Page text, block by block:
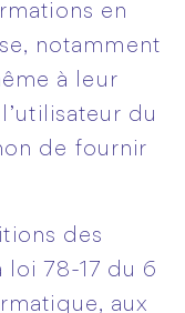
en
notamment
à leur
du
de fournir
des
loi 78-17 du 6
aux